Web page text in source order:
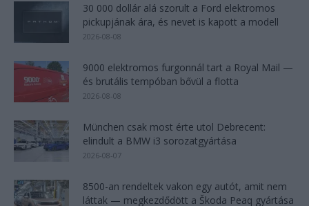
30 000 dollár alá szorult a Ford elektromos
pickupjának ára, és nevet is kapott a modell
2026-08-08
9000 elektromos furgonnál tart a Royal Mail —
és brutális tempóban bővül a flotta
2026-08-08
München csak most érte utol Debrecent:
elindult a BMW i3 sorozatgyártása
2026-08-07
8500-an rendeltek vakon egy autót, amit nem
láttak — megkezdődött a Škoda Peaq gyártása